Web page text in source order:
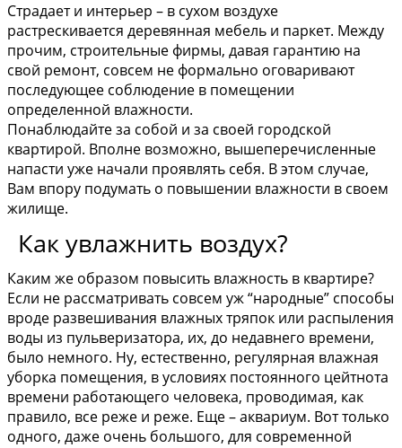
Страдает и интерьер – в сухом воздухе
растрескивается деревянная мебель и паркет. Между
прочим, строительные фирмы, давая гарантию на
свой ремонт, совсем не формально оговаривают
последующее соблюдение в помещении
определенной влажности.
Понаблюдайте за собой и за своей городской
квартирой. Вполне возможно, вышеперечисленные
напасти уже начали проявлять себя. В этом случае,
Вам впору подумать о повышении влажности в своем
жилище.
Как увлажнить воздух?
Каким же образом повысить влажность в квартире?
Если не рассматривать совсем уж “народные” способы
вроде развешивания влажных тряпок или распыления
воды из пульверизатора, их, до недавнего времени,
было немного. Ну, естественно, регулярная влажная
уборка помещения, в условиях постоянного цейтнота
времени работающего человека, проводимая, как
правило, все реже и реже. Еще – аквариум. Вот только
одного, даже очень большого, для современной